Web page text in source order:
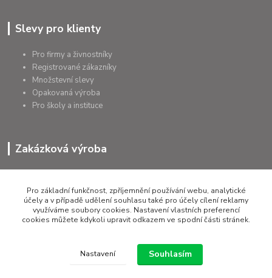
Slevy pro klienty
Pro firmy a živnostníky
Registrované zákazníky
Množstevní slevy
Opakovaná výroba
Pro školy a instituce
Zakázková výroba
Přířezy na míru
Tolerance dle požadavků
Atesty
Poradenství
Pro základní funkčnost, zpříjemnění používání webu, analytické
účely a v případě udělení souhlasu také pro účely cílení reklamy
využíváme soubory cookies. Nastavení vlastních preferencí
cookies můžete kdykoli upravit odkazem ve spodní části stránek.
Nastavení Souhlasím